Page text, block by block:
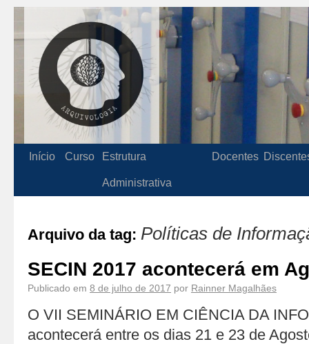
Início Curso Estrutura
Administrativa
Docentes
Arquivo da tag: Políticas de
SECIN 2017 acontecerá em
Publicado em 8 de julho de 2017 por Rainner Magalhães
O VII SEMINÁRIO EM CIÊNCIA DA
acontecerá entre os dias 21 e 23 de